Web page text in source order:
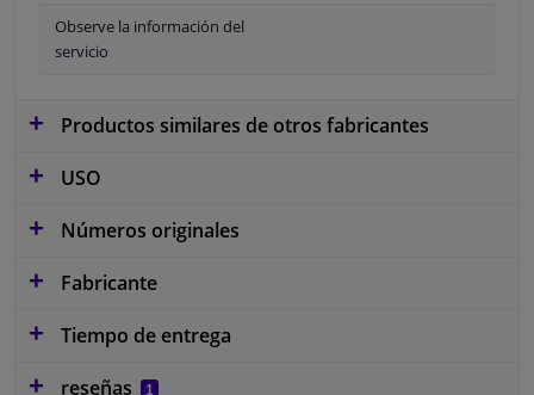
Observe la información del
servicio
Productos similares de otros fabricantes
USO
Números originales
Fabricante
Tiempo de entrega
reseñas
1